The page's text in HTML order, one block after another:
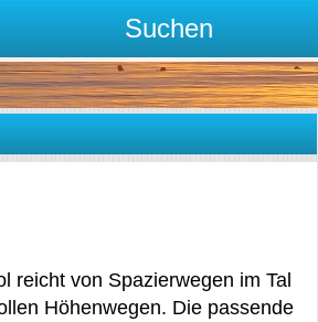
Suchen
reicht von Spazierwegen im Tal
Höhenwegen. Die passende